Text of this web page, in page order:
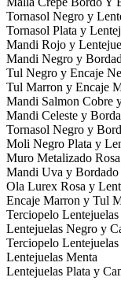
Tornasol Negro y
Tornasol Plata y
Mandi Rojo y
Mandi Negro y
Tul Negro y Encaje
Tul Marron y Encaje
Mandi Salmon Cobre
Mandi Celeste y
Tornasol Negro y
Moli Negro Plata y
Muro Metalizado
Mandi Uva y Bordado
Ola Lurex Rosa y
Encaje Marron y Tul
Terciopelo
Lentejuelas Negro y
Terciopelo Lentejuelas
Lentejuelas Menta
Lentejuelas Plata y